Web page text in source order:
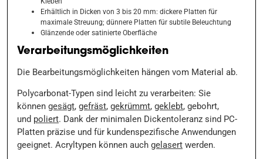
Erhältlich in Dicken von 3 bis 20 mm: dickere Platten für
maximale Streuung; dünnere Platten für subtile Beleuchtung
Glänzende oder satinierte Oberfläche
Verarbeitungsmöglichkeiten
Die Bearbeitungsmöglichkeiten hängen vom Material ab.
Polycarbonat-Typen sind leicht zu verarbeiten: Sie
können gesägt, gefräst, gekrümmt, geklebt, gebohrt,
und poliert. Dank der minimalen Dickentoleranz sind PC-
Platten präzise und für kundenspezifische Anwendungen
geeignet. Acryltypen können auch gelasert werden.